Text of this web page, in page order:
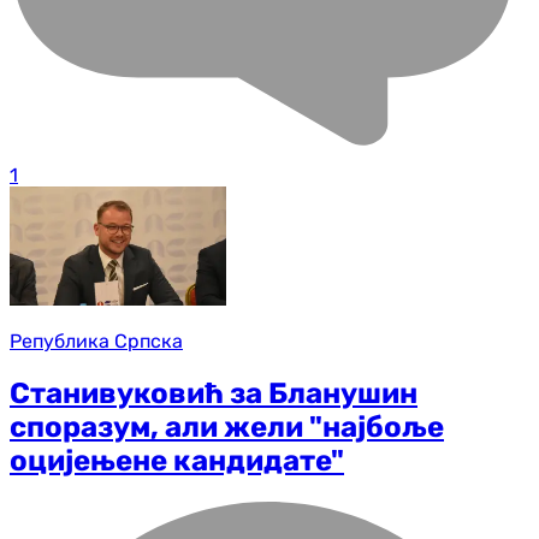
1
Република Српска
Станивуковић за Бланушин
споразум, али жели "најбоље
оцијењене кандидате"